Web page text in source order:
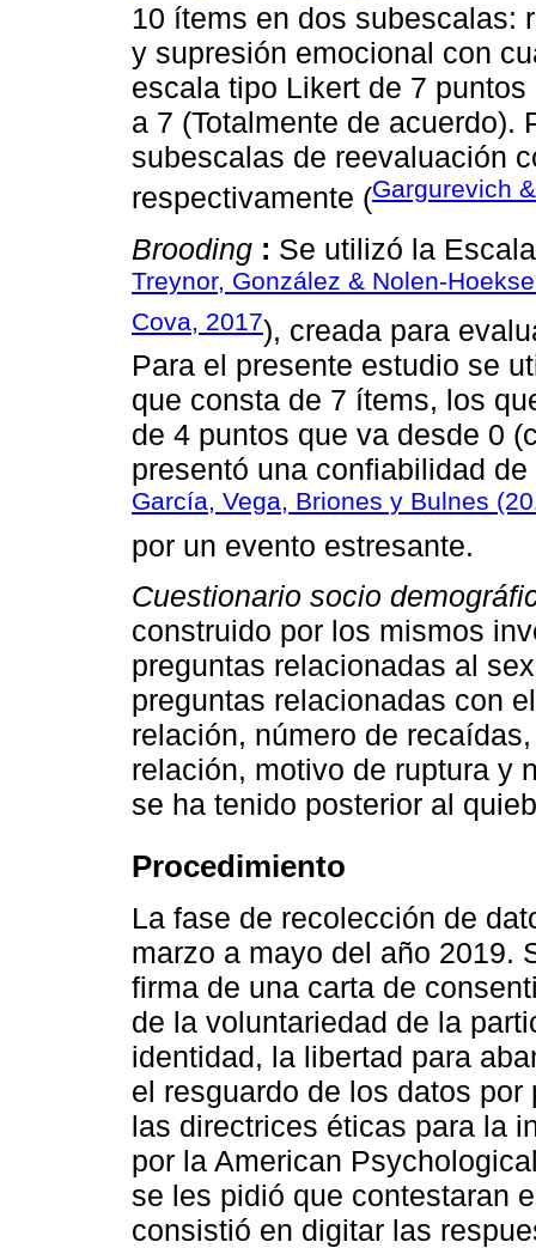
10 ítems en dos subescalas:
y supresión emocional con
escala tipo Likert de 7
a 7 (Totalmente de acuerdo).
subescalas de reevaluación
respectivamente (Gargurevich
Brooding : Se utilizó la
Treynor, González & Nolen-
Cova, 2017), creada para
Para el presente estudio se
que consta de 7 ítems, los
de 4 puntos que va desde 0
presentó una confiabilidad
García, Vega, Briones y Bulnes
por un evento estresante.
Cuestionario socio
construido por los mismos
preguntas relacionadas al
preguntas relacionadas con
relación, número de
relación, motivo de ruptura y
se ha tenido posterior al
Procedimiento
La fase de recolección de
marzo a mayo del año 2019.
firma de una carta de
de la voluntariedad de la
identidad, la libertad para
el resguardo de los datos
las directrices éticas para la
por la American
se les pidió que contestaran
consistió en digitar las